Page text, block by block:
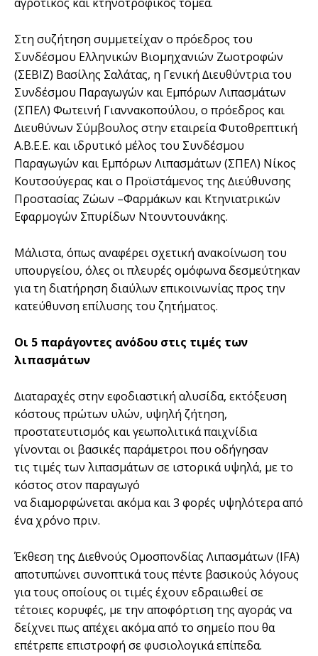
Στη συζήτηση συµµετείχαν ο πρόεδρος του
Συνδέσµου Ελληνικών Βιοµηχανιών Ζωοτροφών
(ΣΕΒΙΖ) Βασίλης Σαλάτας, η Γενική ∆ιευθύντρια του
Συνδέσµου Παραγωγών και Εµπόρων Λιπασµάτων
(ΣΠΕΛ) Φωτεινή Γιαννακοπούλου, ο πρόεδρος και
∆ιευθύνων Σύµβουλος στην εταιρεία Φυτοθρεπτική
Α.Β.Ε.Ε. και ιδρυτικό µέλος του Συνδέσµου
Παραγωγών και Εµπόρων Λιπασµάτων (ΣΠΕΛ) Νίκος
Κουτσούγερας και ο Προϊστάµενος της ∆ιεύθυνσης
Προστασίας Ζώων –Φαρµάκων και Κτηνιατρικών
Εφαρµογών Σπυρίδων Ντουντουνάκης.
Μάλιστα, όπως αναφέρει σχετική ανακοίνωση του
υπουργείου, όλες οι πλευρές οµόφωνα δεσµεύτηκαν
για τη διατήρηση διαύλων επικοινωνίας προς την
κατεύθυνση επίλυσης του ζητήµατος.
Οι 5 παράγοντες ανόδου στις τιµές των
λιπασµάτων
∆ιαταραχές στην εφοδιαστική αλυσίδα, εκτόξευση
κόστους πρώτων υλών, υψηλή ζήτηση,
προστατευτισµός και γεωπολιτικά παιχνίδια
γίνονται οι βασικές παράµετροι που οδήγησαν
τις τιµές των λιπασµάτων σε ιστορικά υψηλά, µε το
κόστος στον παραγωγό
να διαµορφώνεται ακόµα και 3 φορές υψηλότερα από
ένα χρόνο πριν.
Έκθεση της ∆ιεθνούς Οµοσπονδίας Λιπασµάτων (IFA)
αποτυπώνει συνοπτικά τους πέντε βασικούς λόγους
για τους οποίους οι τιµές έχουν εδραιωθεί σε
τέτοιες κορυφές, µε την αποφόρτιση της αγοράς να
δείχνει πως απέχει ακόµα από το σηµείο που θα
επέτρεπε επιστροφή σε φυσιολογικά επίπεδα.